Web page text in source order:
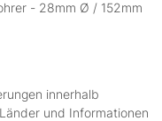
- 28mm Ø / 152mm
innerhalb
und Informationen